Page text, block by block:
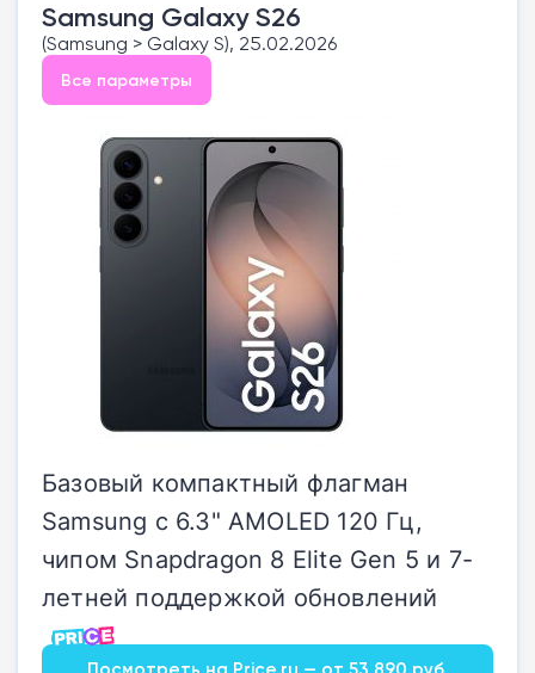
Samsung Galaxy S26
(Samsung > Galaxy S), 25.02.2026
Все параметры
Базовый компактный флагман
Samsung с 6.3" AMOLED 120 Гц,
чипом Snapdragon 8 Elite Gen 5 и 7-
летней поддержкой обновлений